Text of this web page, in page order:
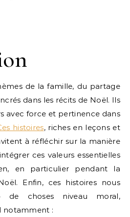
de la famille, du partage
dans les récits de Noël. Ils
avec force et pertinence dans
histoires, riches en leçons et
à réfléchir sur la manière
ces valeurs essentielles
en particulier pendant la
Enfin, ces histoires nous
de choses niveau moral,
notamment :